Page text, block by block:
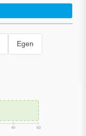
Egen
40 50